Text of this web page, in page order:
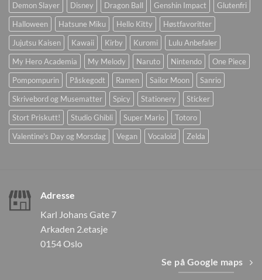
Demon Slayer
Disney Dragon Ball Genshin Impact
Glutenfri
Halloween
Hatsune Miku Hello Kitty
Høstfavoritter
Jujutsu Kaisen
Kawaii Kirby Kuromi
Lulu Anbefaler
My Hero Academia
My Melody Naruto Nintendo
One Piece
Pompompurin
Påskegodt Ramen Sailor Moon
Sanrio
Skrivebord og Musematter
Spicy Stationery
Sticker
Stort Priskutt!
Studio Ghibli Super Mario
Totoro
Valentine's Day og Morsdag
Vegan Vocaloid Zelda
Adresse
Karl Johans Gate 7
Arkaden 2.etasje
0154 Oslo
Se på Google maps